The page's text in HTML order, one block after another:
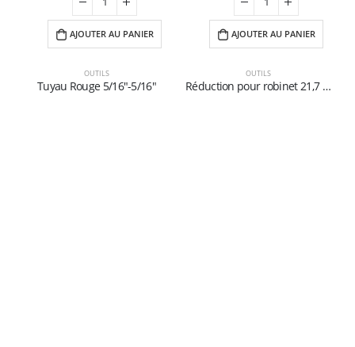
OUTILS
Tuyau Rouge 5/16″-5/16″
AJOUTER AU PANIER
OUTILS
Réduction pour robinet 21,7 “-1/14 x 5/16” SX
AJOUTER AU PANIER